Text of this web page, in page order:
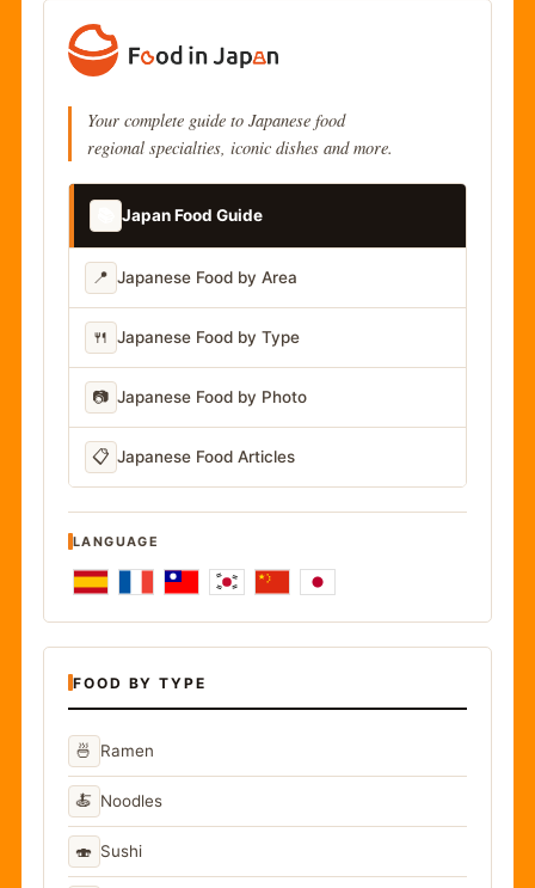
Your complete guide to Japanese food
regional specialties, iconic dishes and more.
Japan Food Guide
📍 Japanese Food by Area
🍴 Japanese Food by Type
📷 Japanese Food by Photo
📋 Japanese Food Articles
LANGUAGE
FOOD BY TYPE
🍜 Ramen
🍝 Noodles
🍣 Sushi